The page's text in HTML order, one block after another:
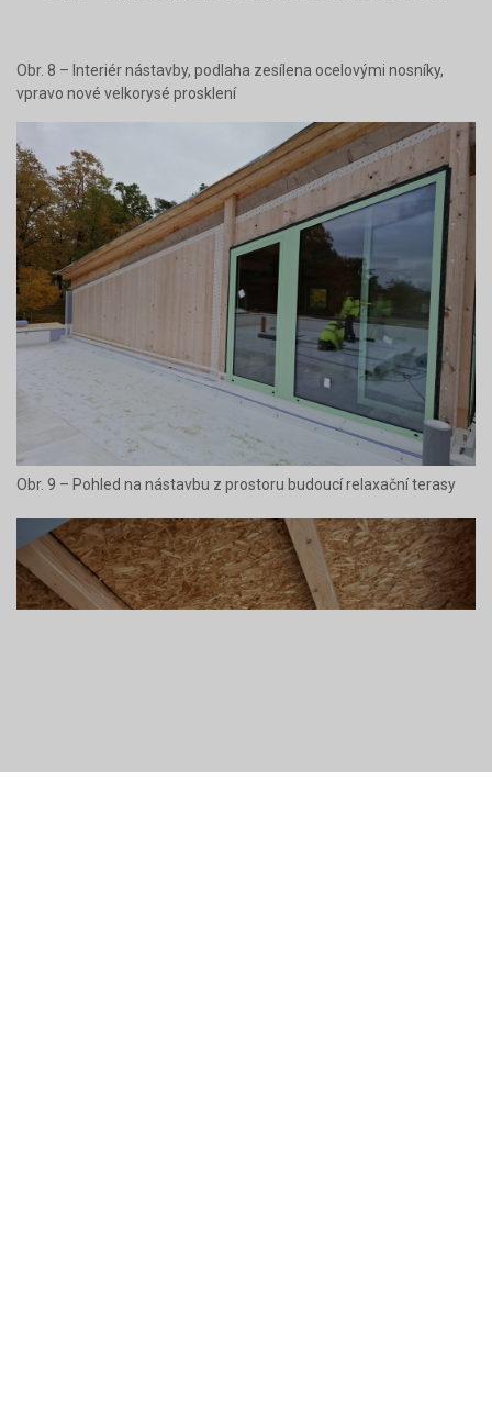
Obr. 5 – Ocelový skelet domu – původní konstrukce červeně,
zesílení šedě
Obr. 6 – Pohled z ulice na dům po osazení nástavby